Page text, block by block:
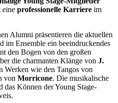
eine professionelle Karriere im
Alumni präsentieren die aktuellen
im Ensemble ein beeindruckendes
den Bogen von den großen
die charmanten Klänge von J.
Werken wie den Tangos von
von Morricone. Die musikalische
Können der Young Stage-